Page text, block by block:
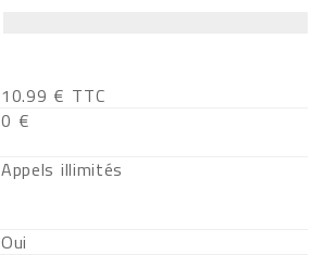
10.99 € TTC
0 €
Appels illimités
Oui